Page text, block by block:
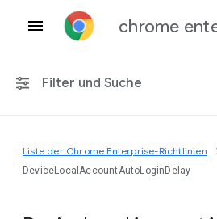
chrome
Filter und Suche
Alle Plattformen
Liste der Chrome Enterprise-Richtlinien
DeviceLocalAccountAutoLoginDelay